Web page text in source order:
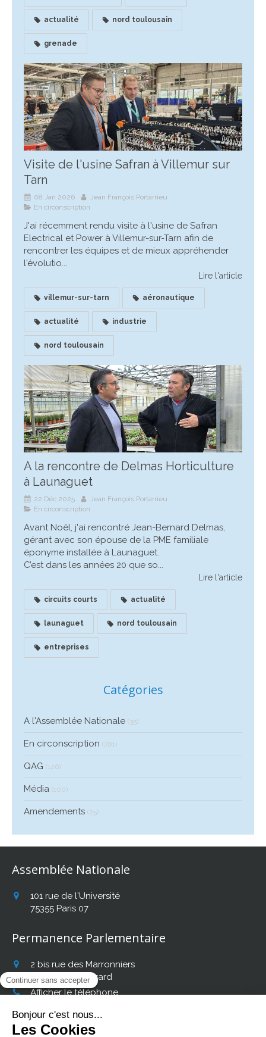
actualité nord toulousain
grenade
Visite de l'usine Safran à Villemur sur
Tarn
08 Jan 2026
Jean François Portarrieu
En circonscription
J'ai récemment rendu visite à l'usine de Safran
Electrical et Power à Villemur-sur-Tarn afin de
rencontrer les équipes et de mieux appréhender
l'évolutio...
Lire l'article
villemur-sur-tarn aéronautique
actualité industrie
nord toulousain
A la rencontre de Delmas Horticulture
à Launaguet
22 Déc 2025
Jean François Portarrieu
En circonscription
Avant Noêl, j'ai rencontré Jean-Bernard Delmas,
gérant avec son épouse de la PME familiale
éponyme installée à Launaguet.
C’est dans les années 20 que so...
Lire l'article
circuits courts actualité
launaguet nord toulousain
entreprises
Catégories
A l'Assemblée Nationale (35)
En circonscription (281)
QAG (126)
Média (100)
Amendements (25)
Assemblée Nationale
101 rue de l'Université
75355 Paris 07
Permanence Parlementaire
2 bis rue des Marronniers
31140 Fonbeauzard
Afficher le téléphone